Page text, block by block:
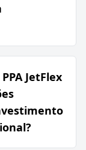
JetFlex